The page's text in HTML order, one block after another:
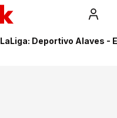
LaLiga: Deportivo Alaves -